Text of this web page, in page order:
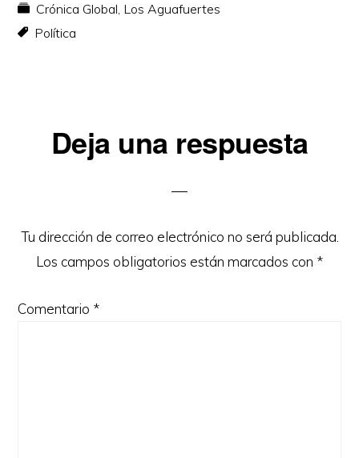
Crónica Global, Los Aguafuertes
Política
Interacciones
lectores
Deja una respuesta
Tu dirección de correo electrónico no será publicada.
Los campos obligatorios están marcados con *
Comentario *